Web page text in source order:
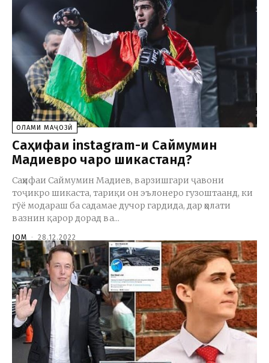
ОЛАМИ МАҶОЗӢ
Саҳифаи instagram-и Саймумин
Мадиевро чаро шикастанд?
Саҳифаи Саймумин Мадиев, варзишгари ҷавони
тоҷикро шикаста, тариқи он эълонеро гузоштаанд, ки
гӯё модараш ба садамае дучор гардида, дар ҳолати
вазнин қарор дорад ва...
JOM - 28.12.2022